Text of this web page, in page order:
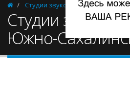
Cтудии звукозаписи Россия
Cтудии
Южно-